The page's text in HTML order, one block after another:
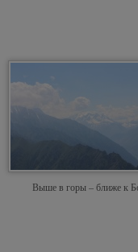
Выше в горы – ближе к